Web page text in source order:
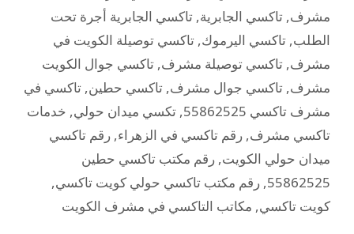
مشرف, تاكسي الجابرية, تاكسي الجابرية أجرة تحت
الطلب, تاكسي اليرموك, تاكسي توصيلة الكويت في
مشرف, تاكسي توصيلة مشرف, تاكسي جوال الكويت
مشرف, تاكسي جوال مشرف, تاكسي حطين, تاكسي في
مشرف تاكسي 55862525
, تكسي ميدان حولي, خدمات
تاكسي مشرف, رقم تاكسي في الزهراء, رقم تاكسي
ميدان حولي الكويت, رقم مكتب تاكسي حطين
55862525
, رقم مكتب تاكسي حولي كويت تاكسي,
كويت تاكسي, مكاتب التاكسي في مشرف الكويت